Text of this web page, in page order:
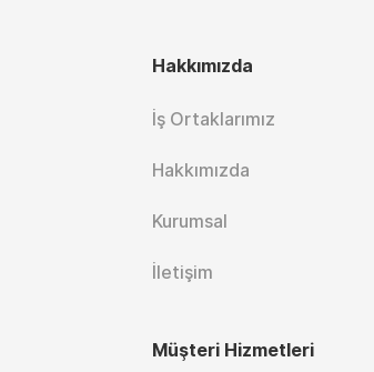
Hakkımızda
İş Ortaklarımız
Hakkımızda
Kurumsal
İletişim
Müşteri Hizmetleri